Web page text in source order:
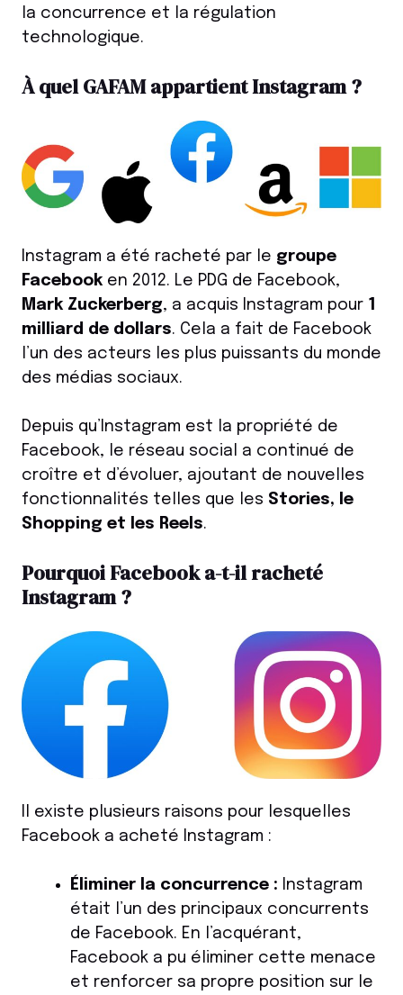
la concurrence et la régulation
technologique.
À quel GAFAM appartient Instagram ?
Instagram a été racheté par le groupe
Facebook en 2012. Le PDG de Facebook,
Mark Zuckerberg, a acquis Instagram pour 1
milliard de dollars. Cela a fait de Facebook
l’un des acteurs les plus puissants du monde
des médias sociaux.
Depuis qu’Instagram est la propriété de
Facebook, le réseau social a continué de
croître et d’évoluer, ajoutant de nouvelles
fonctionnalités telles que les Stories, le
Shopping et les Reels.
Pourquoi Facebook a-t-il racheté
Instagram ?
Il existe plusieurs raisons pour lesquelles
Facebook a acheté Instagram :
Éliminer la concurrence : Instagram
était l’un des principaux concurrents
de Facebook. En l’acquérant,
Facebook a pu éliminer cette menace
et renforcer sa propre position sur le